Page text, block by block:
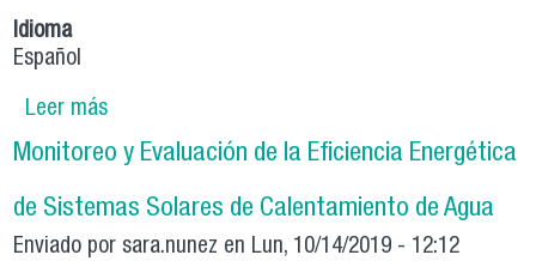
Idioma
Español
Leer mássobre Estudio e implementación de una
estación de monitoreo de contaminantes
ambientales
Monitoreo y Evaluación de la Eficiencia Energética
de Sistemas Solares de Calentamiento de Agua
Enviado porsara.nunez en Lun, 10/14/2019 - 12:12